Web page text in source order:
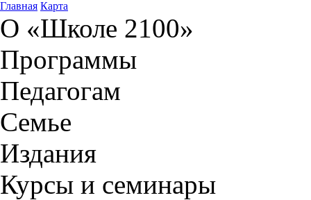
Главная Карта
О «Школе 2100»
Программы
Педагогам
Семье
Издания
Курсы и семинары